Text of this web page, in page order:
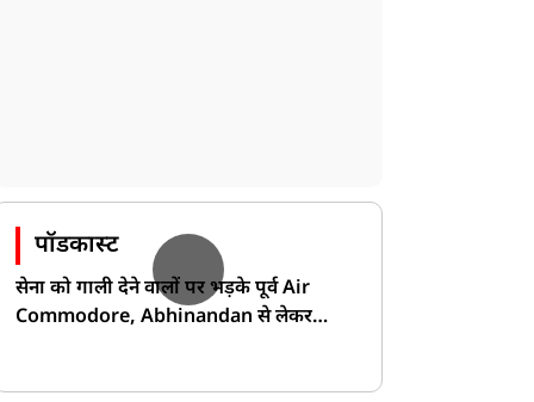
पॉडकास्ट
सेना को गाली देने वालों पर भड़के पूर्व Air
Commodore, Abhinandan से लेकर